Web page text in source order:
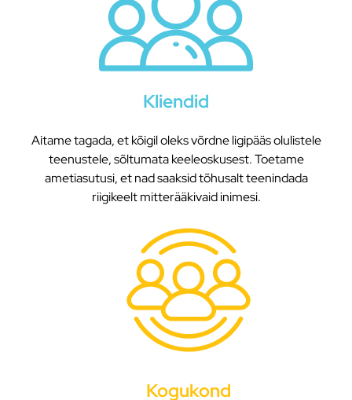
Kliendid
Aitame tagada, et kõigil oleks võrdne ligipääs olulistele
teenustele, sõltumata keeleoskusest. Toetame
ametiasutusi, et nad saaksid tõhusalt teenindada
riigikeelt mitterääkivaid inimesi.
Kogukond